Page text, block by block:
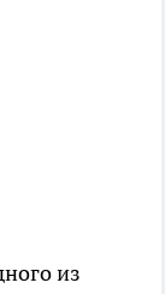
из